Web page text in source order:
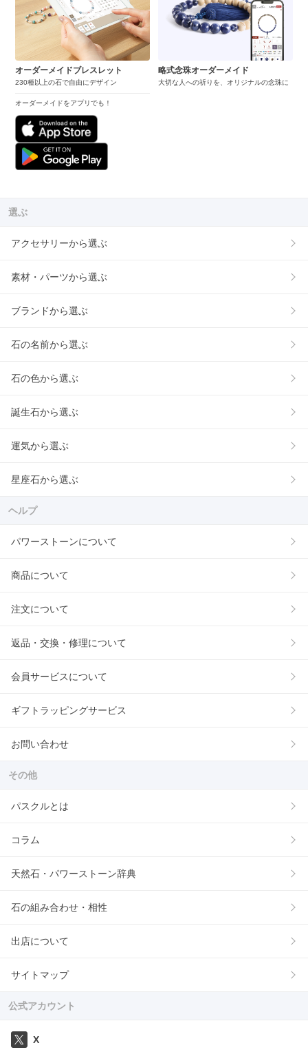
オーダーメイドブレスレット
230種以上の石で自由にデザイン
オーダーメイドをアプリでも！
略式念珠オーダーメイド
大切な人への祈りを、オリジナルの念珠に
選ぶ
アクセサリーから選ぶ
素材・パーツから選ぶ
ブランドから選ぶ
石の名前から選ぶ
石の色から選ぶ
誕生石から選ぶ
運気から選ぶ
星座石から選ぶ
ヘルプ
パワーストーンについて
商品について
注文について
返品・交換・修理について
会員サービスについて
ギフトラッピングサービス
お問い合わせ
その他
パスクルとは
コラム
天然石・パワーストーン辞典
石の組み合わせ・相性
出店について
サイトマップ
公式アカウント
X